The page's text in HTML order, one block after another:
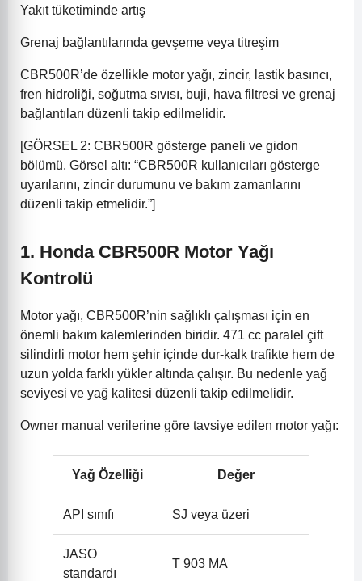
Yakıt tüketiminde artış
Grenaj bağlantılarında gevşeme veya titreşim
CBR500R’de özellikle motor yağı, zincir, lastik basıncı,
fren hidroliği, soğutma sıvısı, buji, hava filtresi ve grenaj
bağlantıları düzenli takip edilmelidir.
[GÖRSEL 2: CBR500R gösterge paneli ve gidon
bölümü. Görsel altı: “CBR500R kullanıcıları gösterge
uyarılarını, zincir durumunu ve bakım zamanlarını
düzenli takip etmelidir.”]
1. Honda CBR500R Motor Yağı
Kontrolü
Motor yağı, CBR500R’nin sağlıklı çalışması için en
önemli bakım kalemlerinden biridir. 471 cc paralel çift
silindirli motor hem şehir içinde dur-kalk trafikte hem de
uzun yolda farklı yükler altında çalışır. Bu nedenle yağ
seviyesi ve yağ kalitesi düzenli takip edilmelidir.
Owner manual verilerine göre tavsiye edilen motor yağı:
Yağ Özelliği Değer
API sınıfı SJ veya üzeri
JASO
standardı
T 903 MA